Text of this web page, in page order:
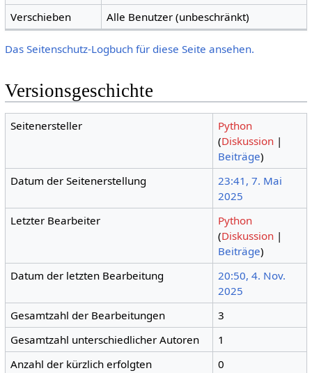
Verschieben
Alle Benutzer (unbeschränkt)
Das Seitenschutz-Logbuch für diese Seite ansehen.
Versionsgeschichte
Seitenersteller
Python
(Diskussion |
Beiträge)
Datum der Seitenerstellung
23:41, 7. Mai
2025
Letzter Bearbeiter
Python
(Diskussion |
Beiträge)
Datum der letzten Bearbeitung
20:50, 4. Nov.
2025
Gesamtzahl der Bearbeitungen
3
Gesamtzahl unterschiedlicher Autoren
1
Anzahl der kürzlich erfolgten
0